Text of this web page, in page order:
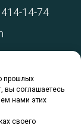
прошлых
вы соглашаетесь
нами этих
своего
14-74